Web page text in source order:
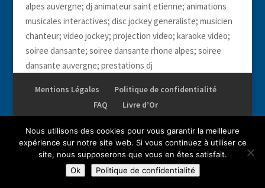
alpes auvergne; dj animateur saint etienne; animations
musicales interactives; disc jockey generaliste; musicien
chanteur; video jockey; projection video; karaoke video;
soiree dansante; soiree dansante rhone alpes; soiree
dansante auvergne; prestations dj
Mentions Légales
Politique de confidentialité
FAQ
Livre d’Or
Droits réservés AMI. Reproduction complète ou partielle
Nous utilisons des cookies pour vous garantir la meilleure
expérience sur notre site web. Si vous continuez à utiliser ce
site, nous supposerons que vous en êtes satisfait.
Ok
Politique de confidentialité